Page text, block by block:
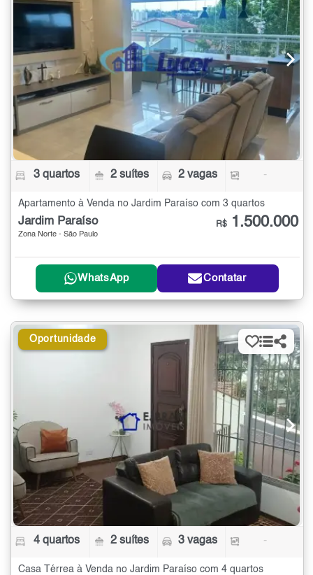
3 quartos 2 suítes 2 vagas -
Apartamento à Venda no Jardim Paraíso com 3 quartos
Jardim Paraíso
Zona Norte - São Paulo
R$ 1.500.000
WhatsApp Contatar
Oportunidade
4 quartos 2 suítes 3 vagas -
Casa Térrea à Venda no Jardim Paraíso com 4 quartos